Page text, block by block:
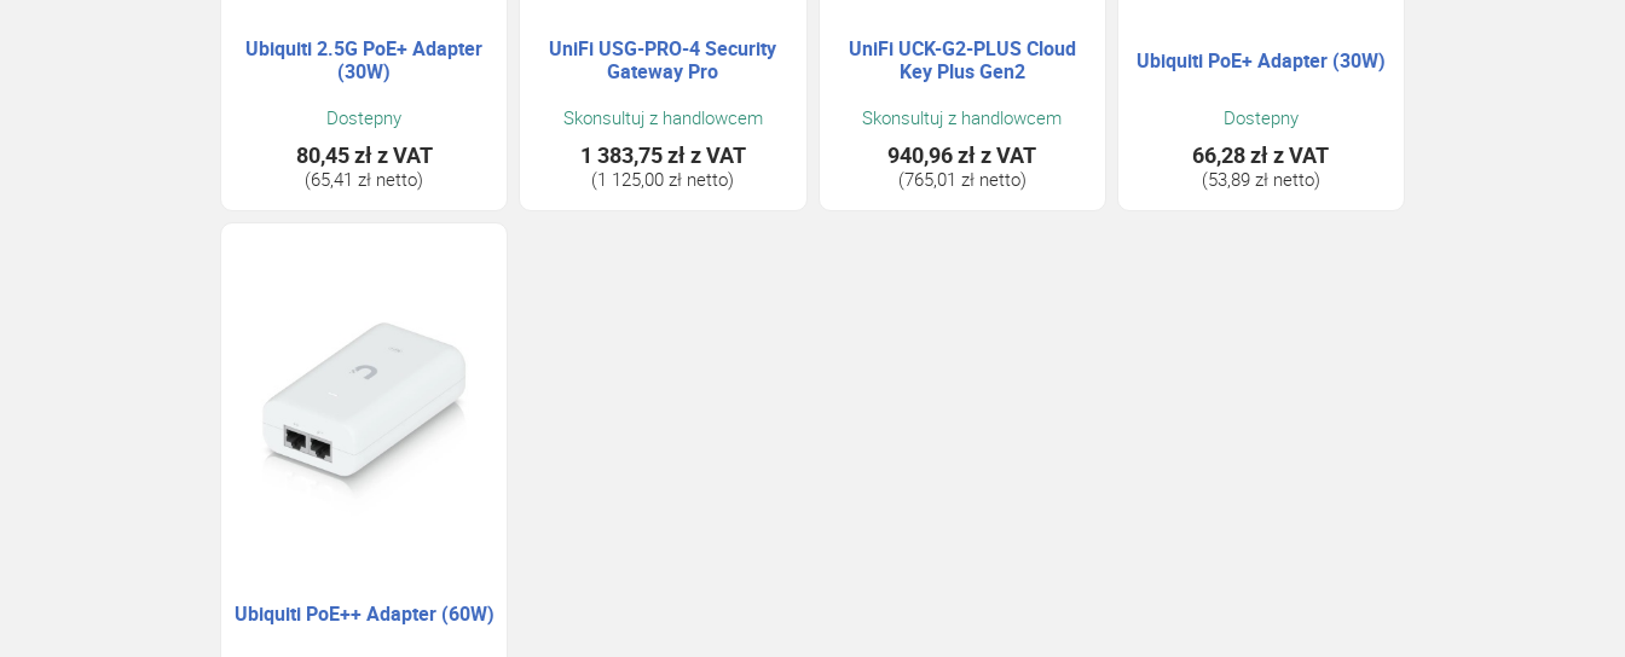
Ubiquiti 2.5G PoE+ Adapter
(30W)
Dostepny
80,45 złz VAT
(65,41 zł netto)
UniFi USG-PRO-4 Security
Gateway Pro
Skonsultuj z handlowcem
1 383,75 złz VAT
(1 125,00 zł netto)
UniFi UCK-G2-PLUS Cloud
Key Plus Gen2
Skonsultuj z handlowcem
940,96 złz VAT
(765,01 zł netto)
Ubiquiti PoE+ Adapter (30W)
Dostepny
66,28 złz VAT
(53,89 zł netto)
Ubiquiti PoE++ Adapter (60W)